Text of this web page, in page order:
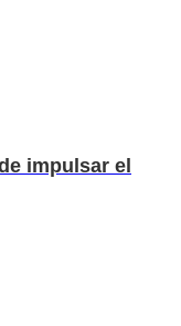
impulsar el